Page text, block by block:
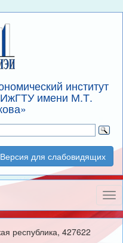
институт
имени М.Т.
Версия для слабовидящих
республика, 427622